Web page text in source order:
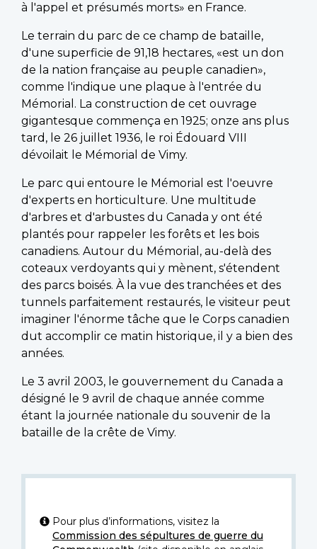
à l'appel et présumés morts» en France.
Le terrain du parc de ce champ de bataille,
d'une superficie de 91,18 hectares, «est un don
de la nation française au peuple canadien»,
comme l'indique une plaque à l'entrée du
Mémorial. La construction de cet ouvrage
gigantesque commença en 1925; onze ans plus
tard, le 26 juillet 1936, le roi Édouard VIII
dévoilait le Mémorial de Vimy.
Le parc qui entoure le Mémorial est l'oeuvre
d'experts en horticulture. Une multitude
d'arbres et d'arbustes du Canada y ont été
plantés pour rappeler les forêts et les bois
canadiens. Autour du Mémorial, au-delà des
coteaux verdoyants qui y mènent, s'étendent
des parcs boisés. À la vue des tranchées et des
tunnels parfaitement restaurés, le visiteur peut
imaginer l'énorme tâche que le Corps canadien
dut accomplir ce matin historique, il y a bien des
années.
Le 3 avril 2003, le gouvernement du Canada a
désigné le 9 avril de chaque année comme
étant la journée nationale du souvenir de la
bataille de la crête de Vimy.
Pour plus d’informations, visitez la
Commission des sépultures de guerre du